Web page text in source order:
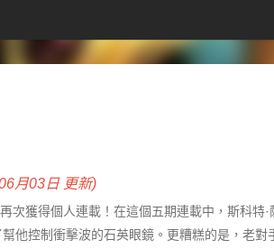
月03日 更新)
次獲得個人連載！在這個五期連載中，斯科特
他控制衝擊波的石英眼鏡。更糟糕的是，老